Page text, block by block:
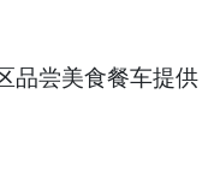
品尝美食餐车提供